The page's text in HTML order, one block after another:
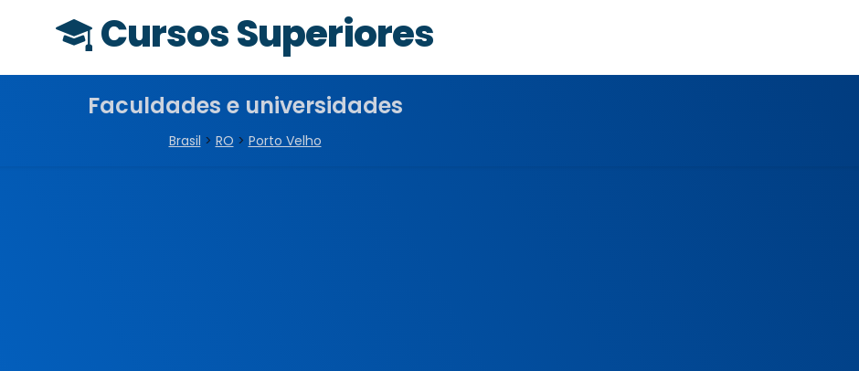
Cursos Superiores
Faculdades e universidades
Brasil > RO > Porto Velho